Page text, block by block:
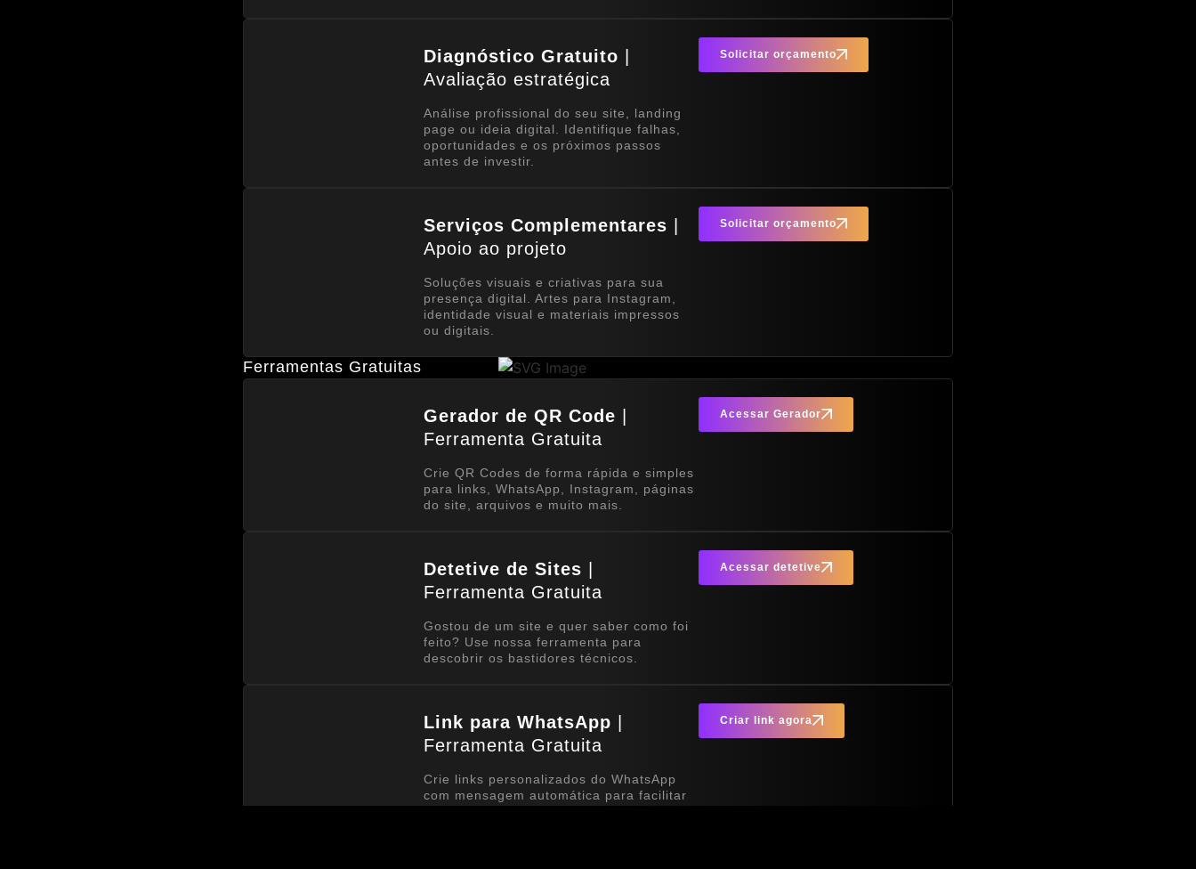
Diagnóstico Gratuito |
Avaliação estratégica
Análise profissional do seu site, landing
page ou ideia digital. Identifique falhas,
oportunidades e os próximos passos
antes de investir.
Solicitar orçamento
Serviços Complementares |
Apoio ao projeto
Soluções visuais e criativas para sua
presença digital. Artes para Instagram,
identidade visual e materiais impressos
ou digitais.
Solicitar orçamento
Ferramentas Gratuitas
Gerador de QR Code |
Ferramenta Gratuita
Crie QR Codes de forma rápida e simples
para links, WhatsApp, Instagram, páginas
do site, arquivos e muito mais.
Acessar Gerador
Detetive de Sites |
Ferramenta Gratuita
Gostou de um site e quer saber como foi
feito? Use nossa ferramenta para
descobrir os bastidores técnicos.
Acessar detetive
Link para WhatsApp |
Ferramenta Gratuita
Crie links personalizados do WhatsApp
com mensagem automática para facilitar
Criar link agora